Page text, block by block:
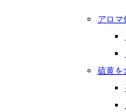
アロマ
硫黄を